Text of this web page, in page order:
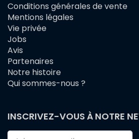
FOOTER
MENU
Conditions générales de vente
Mentions légales
Vie privée
Jobs
Avis
Partenaires
Notre histoire
Qui sommes-nous ?
INSCRIVEZ-VOUS À NOTRE